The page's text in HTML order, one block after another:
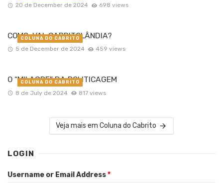
20 de December de 2024 698 views
COMO VAI CABRITOLÂNDIA?
5 de December de 2024 459 views
COLUNA DO CABRITO
O “MILAGRE” DA POLITICAGEM
8 de July de 2024 817 views
COLUNA DO CABRITO
Veja mais em Coluna do Cabrito
LOGIN
Username or Email Address*